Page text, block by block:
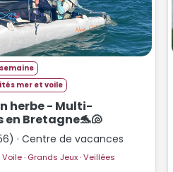
semaine
mer et voile
herbe - Multi-
en Bretagne🐬🐚
· Centre de vacances
Catamaran · Voile · Grands Jeux · Veillées